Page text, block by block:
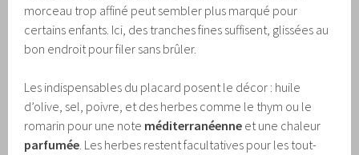
morceau trop affiné peut sembler plus marqué pour
certains enfants. Ici, des tranches fines suffisent, glissées au
bon endroit pour filer sans brûler.
Les indispensables du placard posent le décor : huile
d’olive, sel, poivre, et des herbes comme le thym ou le
romarin pour une note méditerranéenne et une chaleur
parfumée . Les herbes restent facultatives pour les tout-